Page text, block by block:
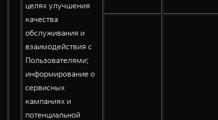
целях улучшения
качества
обслуживания и
взаимодействия с
Пользователями;
информирование о
сервисных
кампаниях и
потенциальной